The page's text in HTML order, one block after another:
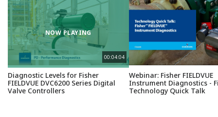
NOW PLAYING
00:04:04
Diagnostic Levels for Fisher
FIELDVUE DVC6200 Series Digital
Valve Controllers
Webinar: Fisher FIELDVUE
Instrument Diagnostics -
Technology Quick Talk